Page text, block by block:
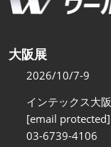
大阪展
2026/10/7-9
インテックス大阪
[email protected]
03-6739-4106